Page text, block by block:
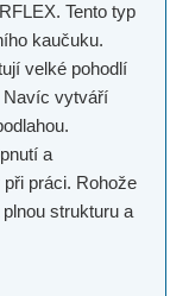
Tento typ
kaučuku.
velké pohodlí
Navíc vytváří
a
práci. Rohože
strukturu a